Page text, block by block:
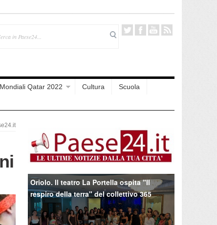
Mondiali Qatar 2022 Cultura
Scuola
Oriolo. Il teatro La Portella ospita "Il
respiro della terra" del collettivo 365